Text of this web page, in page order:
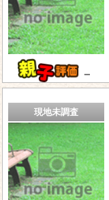
－
現地未調査